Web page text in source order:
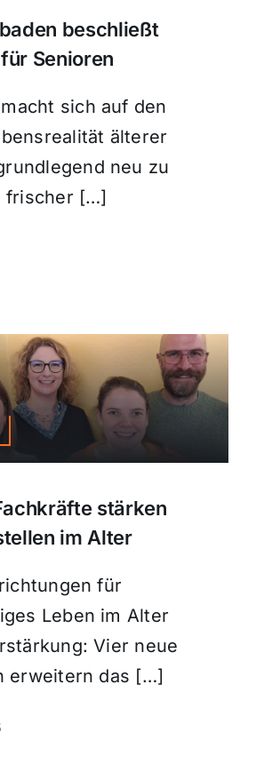
beschließt
Senioren
sich auf den
älterer
neu zu
frischer […]
stärken
im Alter
für
Leben im Alter
Vier neue
erweitern das […]